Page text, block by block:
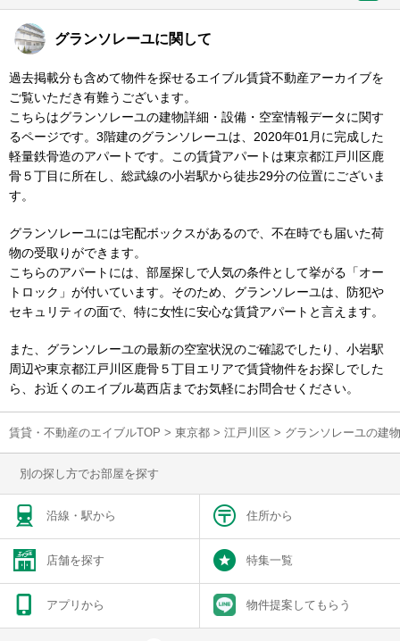
グランソレーユに関して
過去掲載分も含めて物件を探せるエイブル賃貸不動産アーカイブを
ご覧いただき有難うございます。
こちらはグランソレーユの建物詳細・設備・空室情報データに関す
るページです。3階建のグランソレーユは、2020年01月に完成した
軽量鉄骨造のアパートです。この賃貸アパートは東京都江戸川区鹿
骨５丁目に所在し、総武線の小岩駅から徒歩29分の位置にございま
す。
グランソレーユには宅配ボックスがあるので、不在時でも届いた荷
物の受取りができます。
こちらのアパートには、部屋探しで人気の条件として挙がる「オー
トロック」が付いています。そのため、グランソレーユは、防犯や
セキュリティの面で、特に女性に安心な賃貸アパートと言えます。
また、グランソレーユの最新の空室状況のご確認でしたり、小岩駅
周辺や東京都江戸川区鹿骨５丁目エリアで賃貸物件をお探しでした
ら、お近くのエイブル葛西店までお気軽にお問合せください。
賃貸・不動産のエイブルTOP > 東京都 > 江戸川区 > グランソレーユの建
別の探し方でお部屋を探す
沿線・駅から 住所から
店舗を探す 特集一覧
アプリから 物件提案してもらう